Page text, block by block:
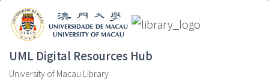
UML Digital Resources Hub
University of Macau Library